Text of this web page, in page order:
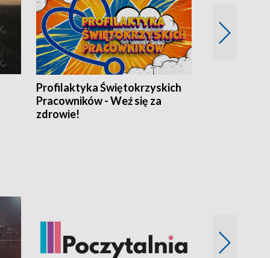
Profilaktyka Świętokrzyskich
Pracowników - Weź się za
zdrowie!